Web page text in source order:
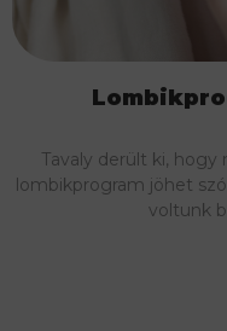
Tavaly derült ki,
lombikprogram jöhet
voltunk